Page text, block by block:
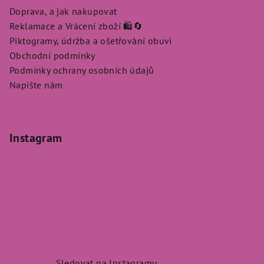
Doprava, a jak nakupovat
Reklamace a Vrácení zboží 🛍️🔄
Piktogramy, údržba a ošetřování obuvi
Obchodní podmínky
Podmínky ochrany osobních údajů
Napište nám
Instagram